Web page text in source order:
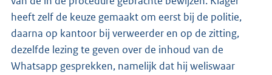
heeft zelf de keuze gemaakt om eerst bij de politie,
daarna op kantoor bij verweerder en op de zitting,
dezelfde lezing te geven over de inhoud van de
Whatsapp gesprekken, namelijk dat hij weliswaar